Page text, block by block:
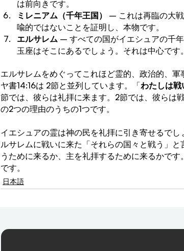
は前向きです。
ミレニアム（千年王国）
– これは再臨の大
喩的ではないことを証明し、本物です。
エルサレム – すべての国がイエシュアの千
玉座はそこにあるでしょう。それは中心です。
エルサレムをめぐってこれほど霊的、政治的、
ヤ書14:16は 2節と並列しています。「わたしは戦
節では、彼らは礼拝に来ます。2節では、彼らは
の2つの理由のうちの1つです。
イエシュアの霊は神の民を礼拝に引き寄せるで
ルサレムに戦いに来た「それらの国々と戦う」
うために来るか、主を礼拝するために来るかで
です。
日本語